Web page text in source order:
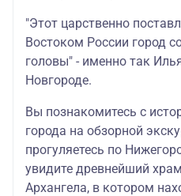
"Этот царственно
Востоком России город
головы" - именно так
Новгороде.
Вы познакомитесь с
города на обзорной
прогуляетесь по
увидите древнейший
Архангела, в котором